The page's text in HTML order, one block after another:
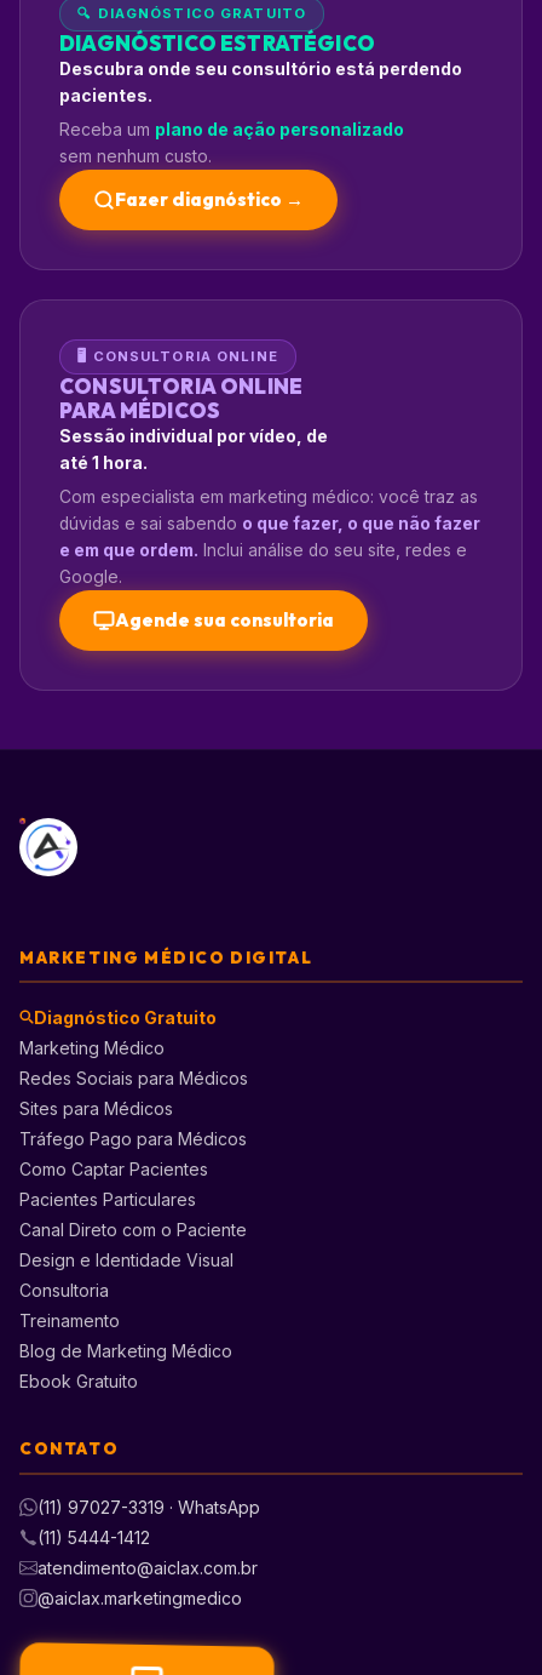
🔍 DIAGNÓSTICO GRATUITO
DIAGNÓSTICO ESTRATÉGICO
Descubra onde seu consultório está perdendo
pacientes.
Receba um plano de ação personalizado
sem nenhum custo.
Fazer diagnóstico →
🖥️ CONSULTORIA ONLINE
CONSULTORIA ONLINE
PARA MÉDICOS
Sessão individual por vídeo, de
até 1 hora.
Com especialista em marketing médico: você traz as
dúvidas e sai sabendo o que fazer, o que não fazer
e em que ordem. Inclui análise do seu site, redes e
Google.
Agende sua consultoria
MARKETING MÉDICO DIGITAL
Diagnóstico Gratuito
Marketing Médico
Redes Sociais para Médicos
Sites para Médicos
Tráfego Pago para Médicos
Como Captar Pacientes
Pacientes Particulares
Canal Direto com o Paciente
Design e Identidade Visual
Consultoria
Treinamento
Blog de Marketing Médico
Ebook Gratuito
CONTATO
(11) 97027-3319 · WhatsApp
(11) 5444-1412
atendimento@aiclax.com.br
@aiclax.marketingmedico